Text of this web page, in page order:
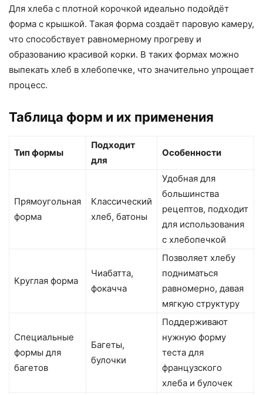
Для хлеба с плотной корочкой идеально подойдёт
форма с крышкой. Такая форма создаёт паровую камеру,
что способствует равномерному прогреву и
образованию красивой корки. В таких формах можно
выпекать хлеб в хлебопечке, что значительно упрощает
процесс.
Таблица форм и их применения
Тип формы
Подходит
для
Особенности
Прямоугольная
форма
Классический
хлеб, батоны
Удобная для
большинства
рецептов, подходит
для использования
с хлебопечкой
Круглая форма
Чиабатта,
фокачча
Позволяет хлебу
подниматься
равномерно, давая
мягкую структуру
Специальные
формы для
багетов
Багеты,
булочки
Поддерживают
нужную форму
теста для
французского
хлеба и булочек